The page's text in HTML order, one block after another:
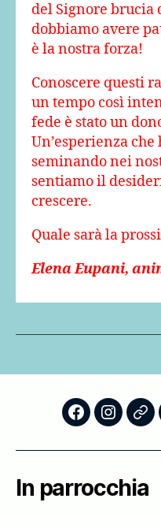
del Signore brucia
dobbiamo avere
è la nostra forza!
Conoscere questi
un tempo così
fede è stato un
Un’esperienza
seminando nei
sentiamo il
crescere.
Quale sarà la
Elena Eupani,
Facebook
In parrocchia